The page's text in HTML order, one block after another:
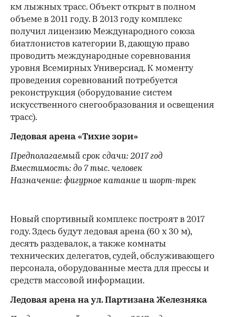
км лыжных трасс. Объект открыт в полном
объеме в 2011 году. В 2013 году комплекс
получил лицензию Международного союза
биатлонистов категории B, дающую право
проводить международные соревнования
уровня Всемирных Универсиад. К моменту
проведения соревнований потребуется
реконструкция (оборудование систем
искусственного снегообразования и освещения
трасс).
Ледовая арена «Тихие зори»
Предполагаемый срок сдачи: 2017 год
Вместимость: до 7 тыс. человек
Назначение: фигурное катание и шорт-трек
Новый спортивный комплекс построят в 2017
году. Здесь будут ледовая арена (60 x 30 м),
десять раздевалок, а также комнаты
технических делегатов, судей, обслуживающего
персонала, оборудованные места для прессы и
средств массовой информации.
Ледовая арена на ул. Партизана Железняка